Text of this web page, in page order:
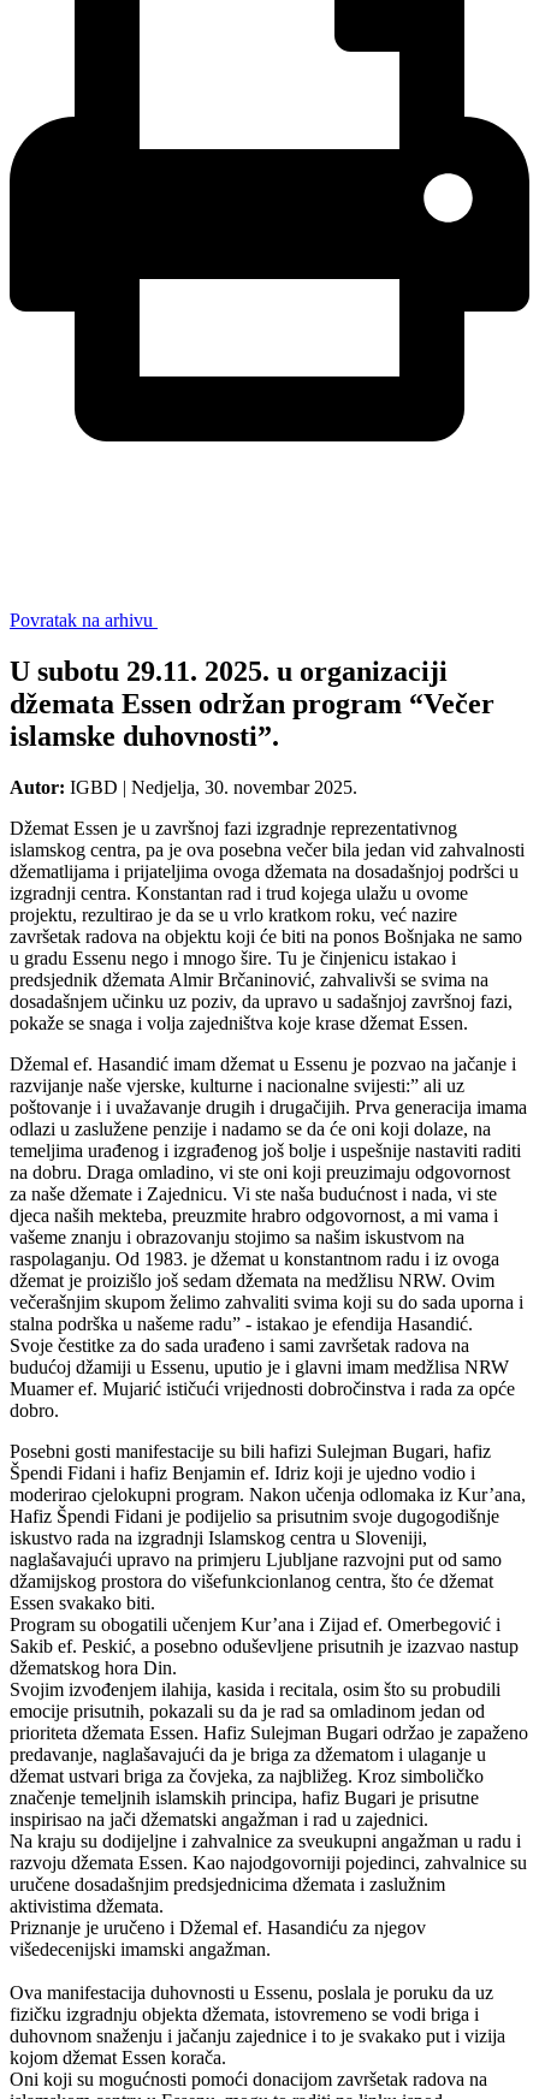
Povratak na arhivu
U subotu 29.11. 2025. u organizaciji
džemata Essen održan program “Večer
islamske duhovnosti”.
Autor: IGBD | Nedjelja, 30. novembar 2025.
Džemat Essen je u završnoj fazi izgradnje reprezentativnog
islamskog centra, pa je ova posebna večer bila jedan vid zahvalnosti
džematlijama i prijateljima ovoga džemata na dosadašnjoj podršci u
izgradnji centra. Konstantan rad i trud kojega ulažu u ovome
projektu, rezultirao je da se u vrlo kratkom roku, već nazire
završetak radova na objektu koji će biti na ponos Bošnjaka ne samo
u gradu Essenu nego i mnogo šire. Tu je činjenicu istakao i
predsjednik džemata Almir Brčaninović, zahvalivši se svima na
dosadašnjem učinku uz poziv, da upravo u sadašnjoj završnoj fazi,
pokaže se snaga i volja zajedništva koje krase džemat Essen.
Džemal ef. Hasandić imam džemat u Essenu je pozvao na jačanje i
razvijanje naše vjerske, kulturne i nacionalne svijesti:” ali uz
poštovanje i i uvažavanje drugih i drugačijih. Prva generacija imama
odlazi u zaslužene penzije i nadamo se da će oni koji dolaze, na
temeljima urađenog i izgrađenog još bolje i uspešnije nastaviti raditi
na dobru. Draga omladino, vi ste oni koji preuzimaju odgovornost
za naše džemate i Zajednicu. Vi ste naša budućnost i nada, vi ste
djeca naših mekteba, preuzmite hrabro odgovornost, a mi vama i
vašeme znanju i obrazovanju stojimo sa našim iskustvom na
raspolaganju. Od 1983. je džemat u konstantnom radu i iz ovoga
džemat je proizišlo još sedam džemata na medžlisu NRW. Ovim
večerašnjim skupom želimo zahvaliti svima koji su do sada uporna i
stalna podrška u našeme radu” - istakao je efendija Hasandić.
Svoje čestitke za do sada urađeno i sami završetak radova na
budućoj džamiji u Essenu, uputio je i glavni imam medžlisa NRW
Muamer ef. Mujarić ističući vrijednosti dobročinstva i rada za opće
dobro.
Posebni gosti manifestacije su bili hafizi Sulejman Bugari, hafiz
Špendi Fidani i hafiz Benjamin ef. Idriz koji je ujedno vodio i
moderirao cjelokupni program. Nakon učenja odlomaka iz Kur’ana,
Hafiz Špendi Fidani je podijelio sa prisutnim svoje dugogodišnje
iskustvo rada na izgradnji Islamskog centra u Sloveniji,
naglašavajući upravo na primjeru Ljubljane razvojni put od samo
džamijskog prostora do višefunkcionlanog centra, što će džemat
Essen svakako biti.
Program su obogatili učenjem Kur’ana i Zijad ef. Omerbegović i
Sakib ef. Peskić, a posebno oduševljene prisutnih je izazvao nastup
džematskog hora Din.
Svojim izvođenjem ilahija, kasida i recitala, osim što su probudili
emocije prisutnih, pokazali su da je rad sa omladinom jedan od
prioriteta džemata Essen. Hafiz Sulejman Bugari održao je zapaženo
predavanje, naglašavajući da je briga za džematom i ulaganje u
džemat ustvari briga za čovjeka, za najbližeg. Kroz simboličko
značenje temeljnih islamskih principa, hafiz Bugari je prisutne
inspirisao na jači džematski angažman i rad u zajednici.
Na kraju su dodijeljne i zahvalnice za sveukupni angažman u radu i
razvoju džemata Essen. Kao najodgovorniji pojedinci, zahvalnice su
uručene dosadašnjim predsjednicima džemata i zaslužnim
aktivistima džemata.
Priznanje je uručeno i Džemal ef. Hasandiću za njegov
višedecenijski imamski angažman.
Ova manifestacija duhovnosti u Essenu, poslala je poruku da uz
fizičku izgradnju objekta džemata, istovremeno se vodi briga i
duhovnom snaženju i jačanju zajednice i to je svakako put i vizija
kojom džemat Essen korača.
Oni koji su mogućnosti pomoći donacijom završetak radova na